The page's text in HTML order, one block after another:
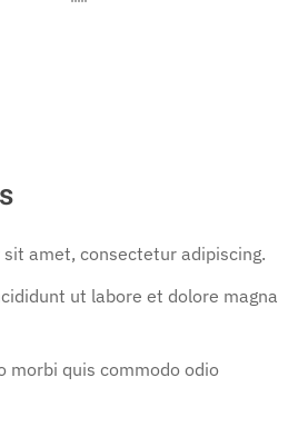
amet, consectetur adipiscing.
ut labore et dolore magna
morbi quis commodo odio